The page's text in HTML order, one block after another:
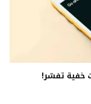
خفية تفسّر!